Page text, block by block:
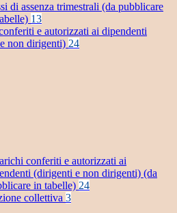
di assenza trimestrali (da pubblicare
13
e autorizzati ai dipendenti
non dirigenti) 24
conferiti e autorizzati ai
(dirigenti e non dirigenti) (da
in tabelle) 24
collettiva 3